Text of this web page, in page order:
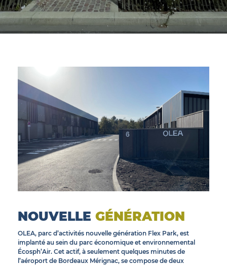
NOUVELLE GÉNÉRATION
OLEA, parc d’activités nouvelle génération Flex Park, est
implanté au sein du parc économique et environnemental
Écosph’Air. Cet actif, à seulement quelques minutes de
l’aéroport de Bordeaux Mérignac, se compose de deux